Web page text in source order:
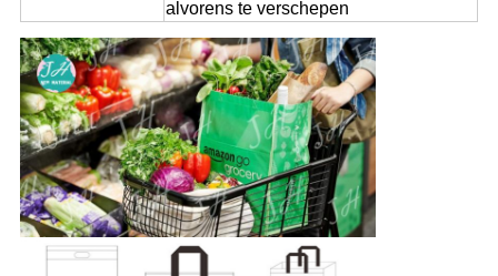
alvorens te verschepen